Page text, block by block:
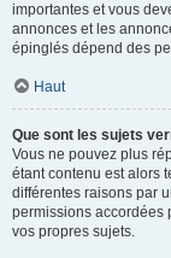
importantes et vous
annonces et les
épinglés dépend des
Haut
Que sont les sujets
Vous ne pouvez plus
étant contenu est alors
différentes raisons par
permissions accordées
vos propres sujets.